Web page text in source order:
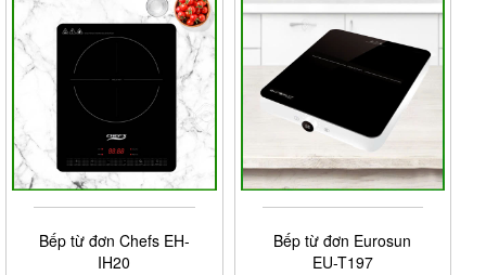
Bếp từ đơn Chefs EH-
IH20
Bếp từ đơn Eurosun
EU-T197